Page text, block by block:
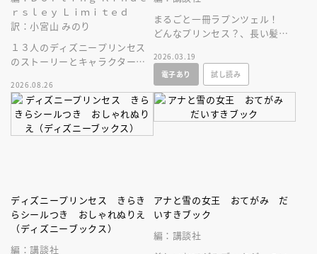
ｒｓｌｅｙ Ｌｉｍｉｔｅｄ
訳：小宮山 みのり
１３人のディズニープリンセス
のストーリーとキャラクターに
鑑。豪華な保存版！
2026.08.26
まるごと一冊ラプンツェル！
どんなプリンセス？、長い髪の
ど、ラプンツェルのすべてがわ
かる！
2026.03.19
電子あり
試し読み
ディズニープリンセス きらき
らシールつき おしゃれぬりえ
（ディズニーブックス）
編：講談社
アナと雪の女王 おてがみ だ
いすきブック
編：講談社